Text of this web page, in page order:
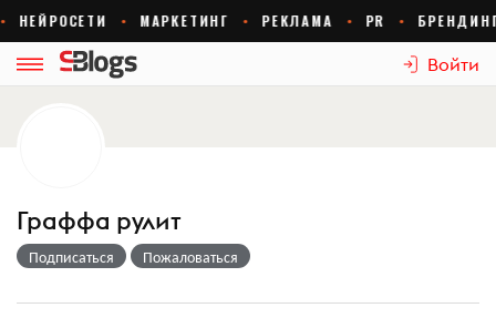
Войти
Граффа рулит
Подписаться Пожаловаться